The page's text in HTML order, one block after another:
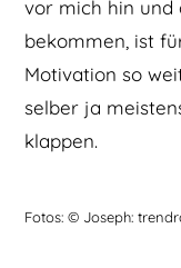
vor mich hin und
bekommen, ist
Motivation so
selber ja
klappen.
Fotos: © Joseph: